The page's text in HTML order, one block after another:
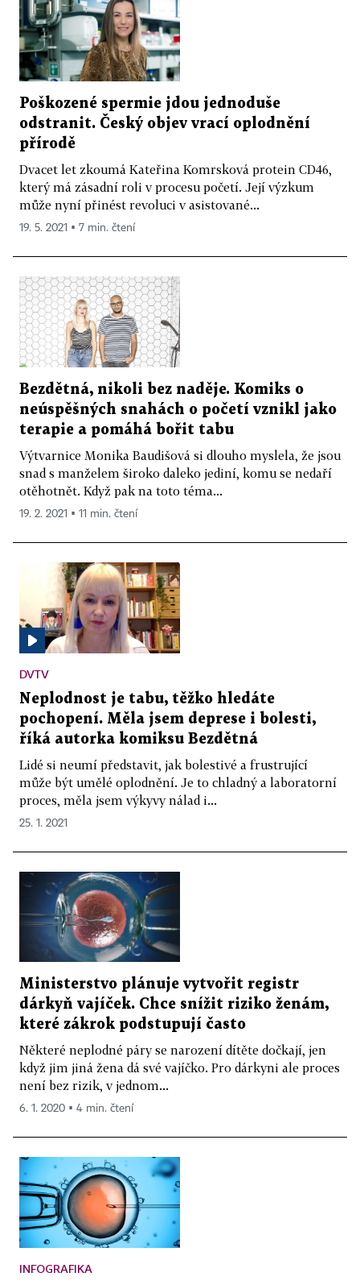
Poškozené spermie jdou jednoduše
odstranit. Český objev vrací oplodnění
přírodě
Dvacet let zkoumá Kateřina Komrsková protein CD46,
který má zásadní roli v procesu početí. Její výzkum
může nyní přinést revoluci v asistované...
19. 5. 2021 ▪ 7 min. čtení
Bezdětná, nikoli bez naděje. Komiks o
neúspěšných snahách o početí vznikl jako
terapie a pomáhá bořit tabu
Výtvarnice Monika Baudišová si dlouho myslela, že jsou
snad s manželem široko daleko jediní, komu se nedaří
otěhotnět. Když pak na toto téma...
19. 2. 2021 ▪ 11 min. čtení
DVTV
Neplodnost je tabu, těžko hledáte
pochopení. Měla jsem deprese i bolesti,
říká autorka komiksu Bezdětná
Lidé si neumí představit, jak bolestivé a frustrující
může být umělé oplodnění. Je to chladný a laboratorní
proces, měla jsem výkyvy nálad i...
25. 1. 2021
Ministerstvo plánuje vytvořit registr
dárkyň vajíček. Chce snížit riziko ženám,
které zákrok podstupují často
Některé neplodné páry se narození dítěte dočkají, jen
když jim jiná žena dá své vajíčko. Pro dárkyni ale proces
není bez rizik, v jednom...
6. 1. 2020 ▪ 4 min. čtení
INFOGRAFIKA